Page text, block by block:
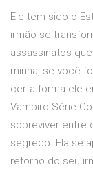
Ele tem sido o
irmão se
assassinatos
minha, se você
certa forma ele
Vampiro Série
sobreviver entre
segredo. Ela se
retorno do seu